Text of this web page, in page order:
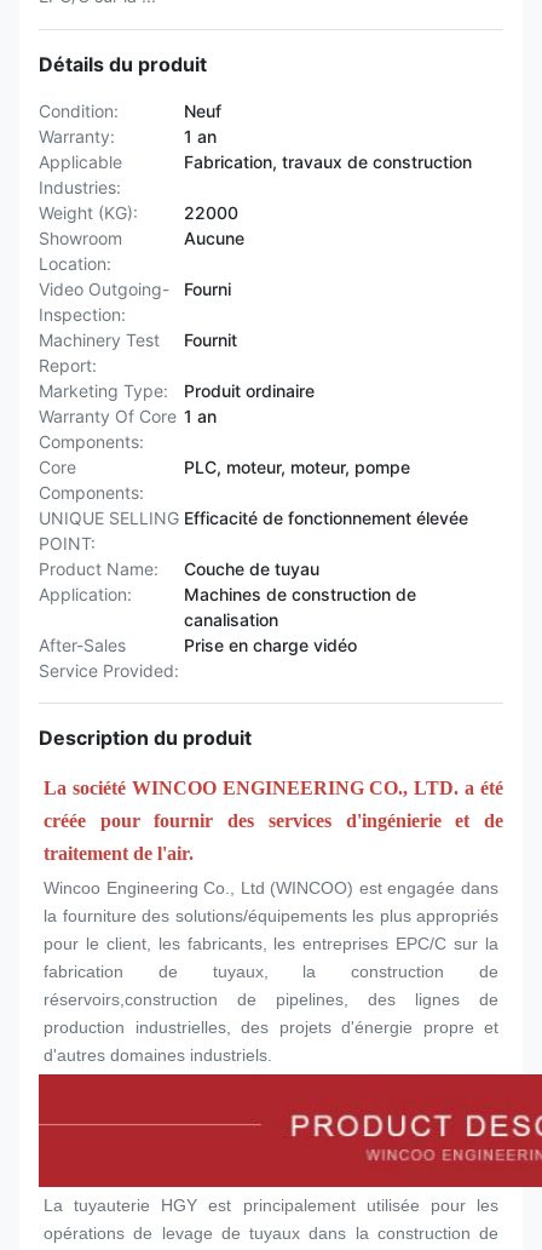
Détails du produit
Condition:
Neuf
Warranty:
1 an
Applicable
Industries:
Fabrication, travaux de construction
Weight (KG):
22000
Showroom
Location:
Aucune
Video Outgoing-
Inspection:
Fourni
Machinery Test
Report:
Fournit
Marketing Type:
Produit ordinaire
Warranty Of Core
Components:
1 an
Core
Components:
PLC, moteur, moteur, pompe
UNIQUE SELLING
POINT:
Efficacité de fonctionnement élevée
Product Name:
Couche de tuyau
Application:
Machines de construction de
canalisation
After-Sales
Service Provided:
Prise en charge vidéo
Description du produit
La société WINCOO ENGINEERING CO., LTD. a été
créée pour fournir des services d'ingénierie et de
traitement de l'air.
Wincoo Engineering Co., Ltd (WINCOO) est engagée dans
la fourniture des solutions/équipements les plus appropriés
pour le client, les fabricants, les entreprises EPC/C sur la
fabrication de tuyaux, la construction de
réservoirs,construction de pipelines, des lignes de
production industrielles, des projets d'énergie propre et
d'autres domaines industriels.
La tuyauterie HGY est principalement utilisée pour les
opérations de levage de tuyaux dans la construction de